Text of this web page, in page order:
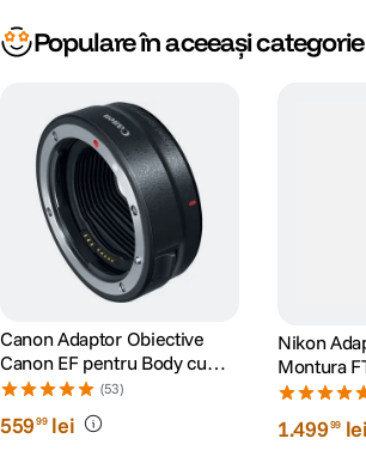
Populare în aceeași categorie
Canon Adaptor Obiective
Canon EF pentru Body cu
Montura RF (53)
55999 lei
Nikon
Montura
1.49999 lei